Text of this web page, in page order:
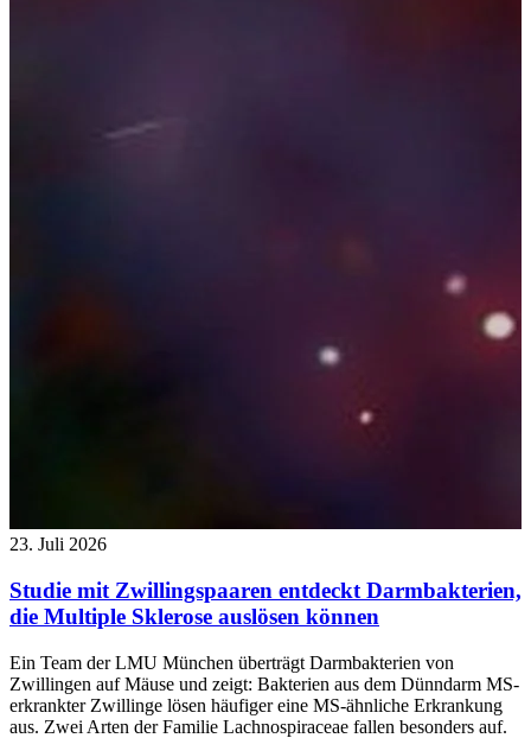
23. Juli 2026
Studie mit Zwillingspaaren entdeckt Darmbakterien,
die Multiple Sklerose auslösen können
Ein Team der LMU München überträgt Darmbakterien von
Zwillingen auf Mäuse und zeigt: Bakterien aus dem Dünndarm MS-
erkrankter Zwillinge lösen häufiger eine MS-ähnliche Erkrankung
aus. Zwei Arten der Familie Lachnospiraceae fallen besonders auf.